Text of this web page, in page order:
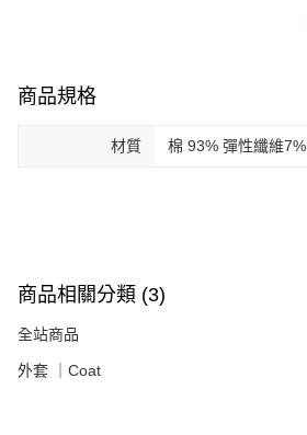
商品規格
材質 棉 93% 彈性纖維7%
商品相關分類 (3)
全站商品
外套 ｜Coat